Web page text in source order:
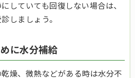
していても回復しない場合は、
しましょう。
に水分補給
燥、微熱などがある時は水分不